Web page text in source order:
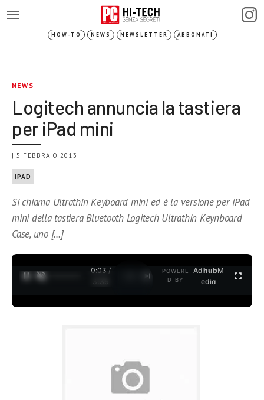
HOW-TO NEWS NEWSLETTER ABBONATI
NEWS
Logitech annuncia la tastiera
per iPad mini
| 5 FEBBRAIO 2013
IPAD
Si chiama Ultrathin Keyboard mini ed è la versione per iPad
mini della tastiera Bluetooth Logitech Ultrathin Keynboard
Case, uno […]
0:03 /
3:35
POWERE
D BY
AdhubM
edia